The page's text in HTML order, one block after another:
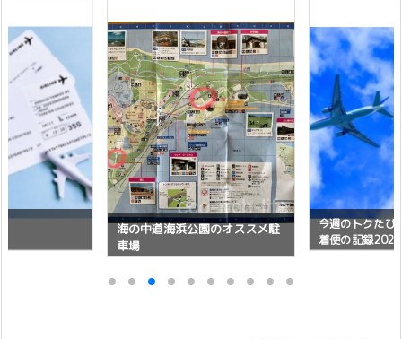
海の中道海浜公園のオススメ駐
車場
今週のトクたび
着便の記録